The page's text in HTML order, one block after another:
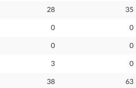
28 35
0 0
0 0
3 0
38 63